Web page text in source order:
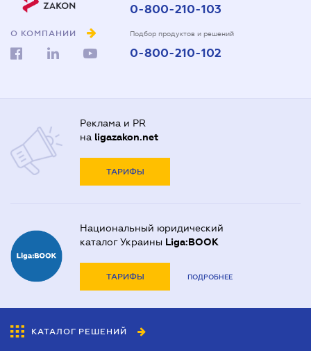
О КОМПАНИИ
0-800-210-103
Подбор продуктов и решений
0-800-210-102
Реклама и PR
на ligazakon.net
ТАРИФЫ
Национальный юридический
каталог Украины Liga:BOOK
ТАРИФЫ ПОДРОБНЕЕ
КАТАЛОГ РЕШЕНИЙ